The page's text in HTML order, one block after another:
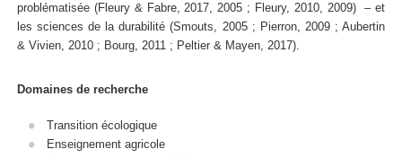
problématisée (Fleury & Fabre, 2017, 2005 ; Fleury, 2010, 2009) – et
les sciences de la durabilité (Smouts, 2005 ; Pierron, 2009 ; Aubertin
& Vivien, 2010 ; Bourg, 2011 ; Peltier & Mayen, 2017).
Domaines de recherche
Transition écologique
Enseignement agricole